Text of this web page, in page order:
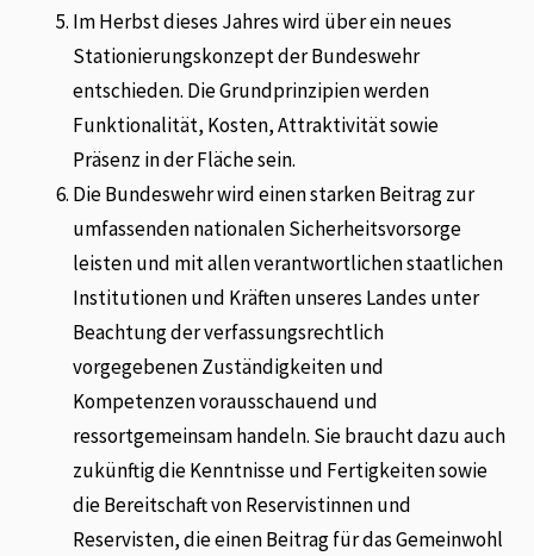
Im Herbst dieses Jahres wird über ein neues
Stationierungskonzept der Bundeswehr
entschieden. Die Grundprinzipien werden
Funktionalität, Kosten, Attraktivität sowie
Präsenz in der Fläche sein.
Die Bundeswehr wird einen starken Beitrag zur
umfassenden nationalen Sicherheitsvorsorge
leisten und mit allen verantwortlichen staatlichen
Institutionen und Kräften unseres Landes unter
Beachtung der verfassungsrechtlich
vorgegebenen Zuständigkeiten und
Kompetenzen vorausschauend und
ressortgemeinsam handeln. Sie braucht dazu auch
zukünftig die Kenntnisse und Fertigkeiten sowie
die Bereitschaft von Reservistinnen und
Reservisten, die einen Beitrag für das Gemeinwohl